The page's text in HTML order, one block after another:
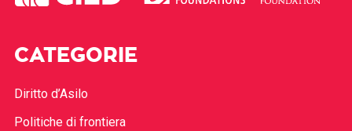
CATEGORIE
Diritto d’Asilo
Politiche di frontiera